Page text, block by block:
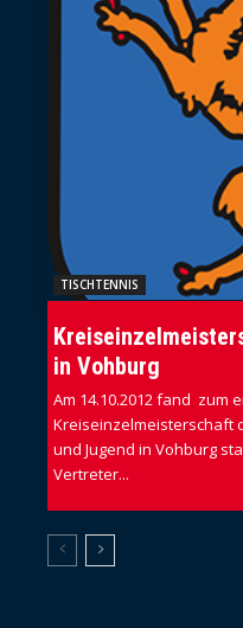
TISCHTENNIS
in Vohburg
Am 14.10.2012 fand zum
Kreiseinzelmeisterschaft
und Jugend in Vohburg
Vertreter...